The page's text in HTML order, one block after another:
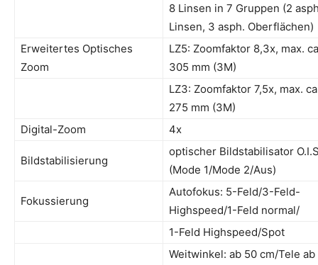
8 Linsen in 7 Gruppen (2
Linsen, 3 asph. Oberflächen)
Erweitertes Optisches
Zoom
LZ5: Zoomfaktor 8,3x, max.
305 mm (3M)
LZ3: Zoomfaktor 7,5x, max.
275 mm (3M)
Digital-Zoom
4x
Bildstabilisierung
optischer Bildstabilisator
(Mode 1/Mode 2/Aus)
Fokussierung
Autofokus: 5-Feld/3-Feld-
Highspeed/1-Feld normal/
1-Feld Highspeed/Spot
Weitwinkel: ab 50 cm/Tele ab